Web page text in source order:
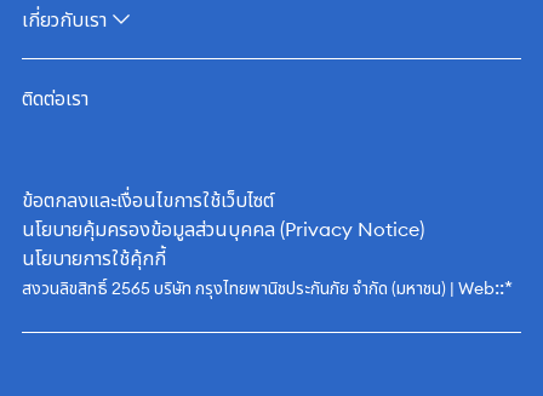
เกี่ยวกับเรา
ติดต่อเรา
ข้อตกลงและเงื่อนไขการใช้เว็บไซต์
นโยบายคุ้มครองข้อมูลส่วนบุคคล (Privacy Notice)
นโยบายการใช้คุ้กกี้
สงวนลิขสิทธิ์ 2565 บริษัท กรุงไทยพานิชประกันภัย จำกัด (มหาชน) | Web::*